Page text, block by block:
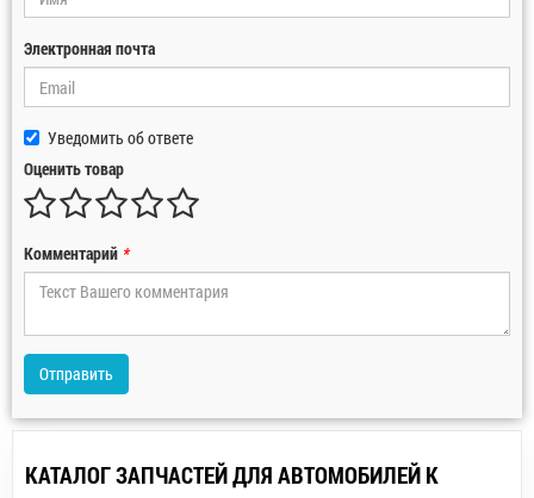
Электронная почта
Уведомить об ответе
Оценить товар
Комментарий *
Отправить
КАТАЛОГ ЗАПЧАСТЕЙ ДЛЯ АВТОМОБИЛЕЙ К